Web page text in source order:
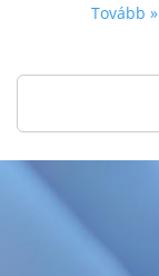
Tovább »